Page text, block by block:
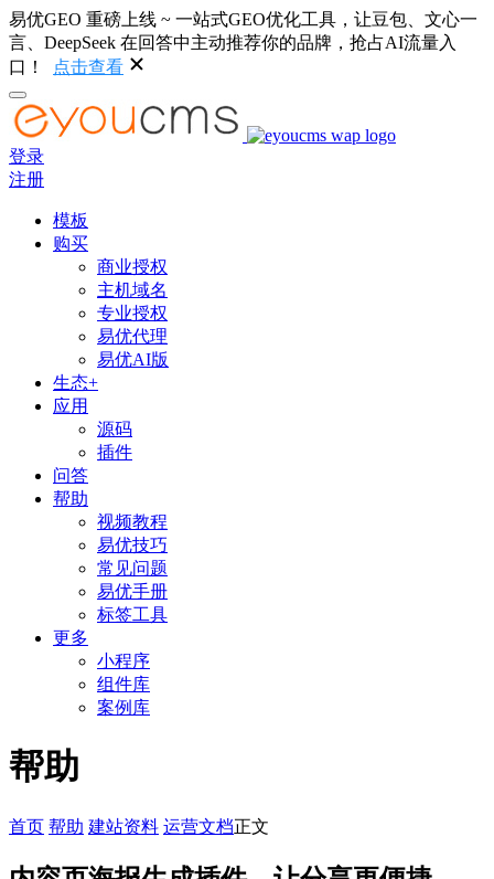
易优GEO 重磅上线 ~ 一站式GEO优化工具，让豆包、文心一
言、DeepSeek 在回答中主动推荐你的品牌，抢占AI流量入
口！
点击查看
登录
注册
模板
购买
商业授权
主机域名
专业授权
易优代理
易优AI版
生态+
应用
源码
插件
问答
帮助
视频教程
易优技巧
常见问题
易优手册
标签工具
更多
小程序
组件库
案例库
帮助
首页 帮助 建站资料 运营文档正文